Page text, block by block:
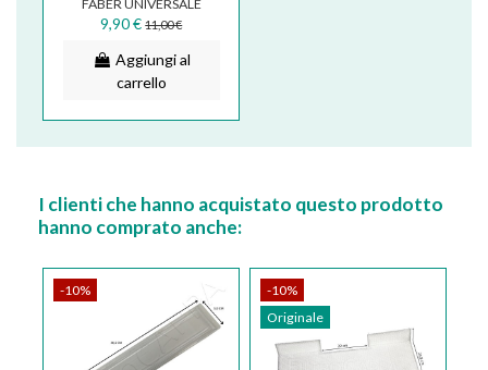
FABER UNIVERSALE
133.0455.757
9,90 € 11,00 €
Aggiungi al
carrello
I clienti che hanno acquistato questo prodotto
hanno comprato anche:
-10%
-10%
Originale